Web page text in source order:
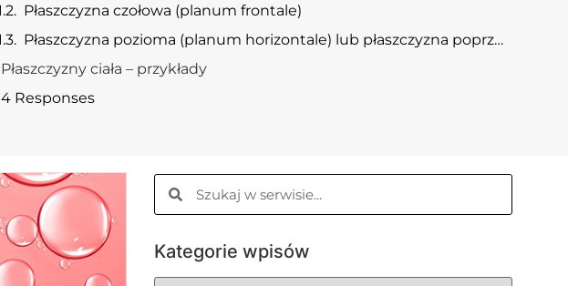
Płaszczyzna czołowa (planum frontale)
Płaszczyzna pozioma (planum horizontale) lub płaszczyzna poprzeczna (planum transversale)
Płaszczyzny ciała – przykłady
4 Responses
Kategorie wpisów